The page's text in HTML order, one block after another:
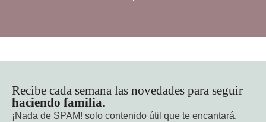
Recibe cada semana las novedades para seguir
haciendo familia.
¡Nada de SPAM! solo contenido útil que te encantará.